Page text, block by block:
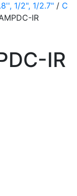
1/2", 1/2.7" / С
IR
IR